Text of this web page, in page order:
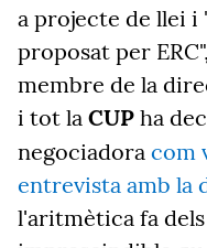
a projecte de llei
proposat per
membre de la
i tot la CUP ha
negociadora com
entrevista amb la
l'aritmètica fa